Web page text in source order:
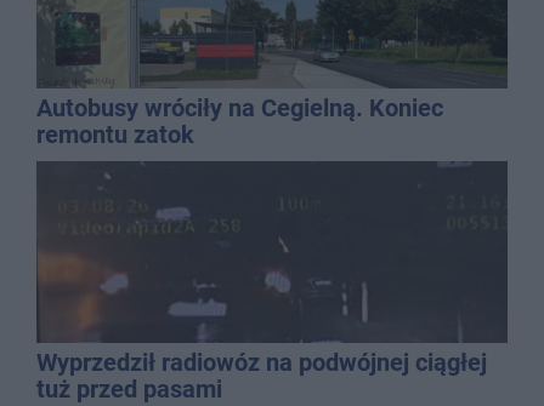
Autobusy wróciły na Cegielną. Koniec
remontu zatok
Wyprzedził radiowóz na podwójnej ciągłej
tuż przed pasami